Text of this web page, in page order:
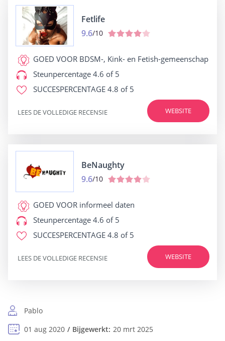
Fetlife
9.6/10
GOED VOOR BDSM-, Kink- en Fetish-gemeenschap
Steunpercentage 4.6 of 5
SUCCESPERCENTAGE 4.8 of 5
WEBSITE
LEES DE VOLLEDIGE RECENSIE
BeNaughty
9.6/10
GOED VOOR informeel daten
Steunpercentage 4.6 of 5
SUCCESPERCENTAGE 4.8 of 5
WEBSITE
LEES DE VOLLEDIGE RECENSIE
Pablo
01 aug 2020
Bijgewerkt: 20 mrt 2025